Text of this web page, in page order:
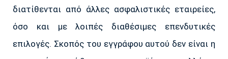
διατίθενται από άλλες ασφαλιστικές εταιρείες,
όσο και με λοιπές διαθέσιμες επενδυτικές
επιλογές. Σκοπός του εγγράφου αυτού δεν είναι η